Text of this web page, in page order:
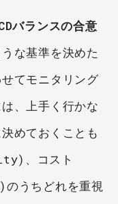
バランスの合意
な基準を決めた
てモニタリング
、上手く行かな
めておくことも
、コスト
うちどれを重視